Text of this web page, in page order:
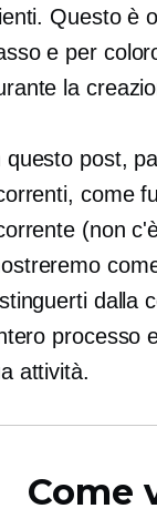
Questo è
e per
la
questo post,
come
(non
dalla
processo
attività.
Come